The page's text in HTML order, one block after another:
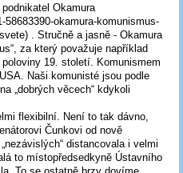
Okamura
okamura-komunismus-
. Stručně a jasně - Okamura
za který považuje například
19. století. Komunismem
Naši komunisté jsou podle
„dobrých věcech“ kdykoli
flexibilní. Není to tak dávno,
Čunkovi od nově
distancovala i velmi
to místopředsedkyně Ústavního